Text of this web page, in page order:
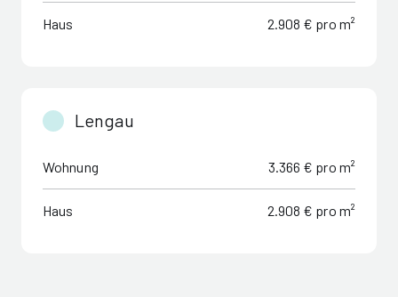
Haus 2.908 € pro m²
Lengau
Wohnung 3.366 € pro m²
Haus 2.908 € pro m²